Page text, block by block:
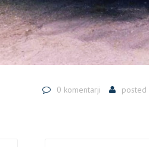
0 komentarji posted